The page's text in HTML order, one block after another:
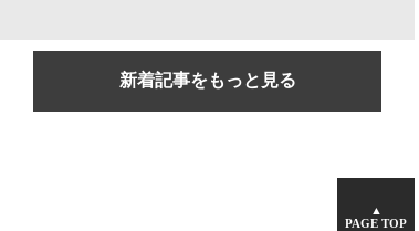
新着記事をもっと見る
▲
PAGE TOP